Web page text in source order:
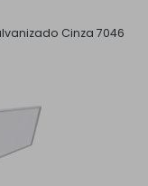
Cinza 7046